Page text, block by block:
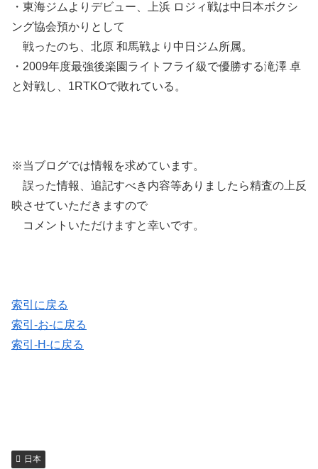
・東海ジムよりデビュー、上浜 ロジィ戦は中日本ボクシ
ング協会預かりとして
戦ったのち、北原 和馬戦より中日ジム所属。
・2009年度最強後楽園ライトフライ級で優勝する滝澤 卓
と対戦し、1RTKOで敗れている。
※当ブログでは情報を求めています。
誤った情報、追記すべき内容等ありましたら精査の上反
映させていただきますので
コメントいただけますと幸いです。
索引に戻る
索引-お-に戻る
索引-H-に戻る
日本